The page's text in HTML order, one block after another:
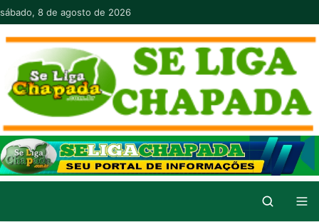
Pular para o conteúdo
sábado, 8 de agosto de 2026